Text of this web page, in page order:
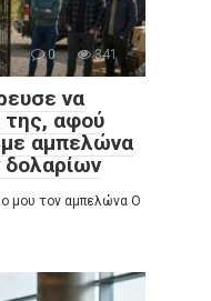
0 341
να
αφού
με αμπελώνα
δολαρίων
μου τον αμπελώνα Ο